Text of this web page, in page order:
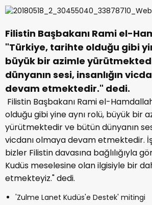
Filistin Başbakanı Rami el-
"Türkiye, tarihte olduğu gibi
büyük bir azimle
dünyanın sesi, insanlığın
devam etmektedir." dedi.
Filistin Başbakanı Rami el-
olduğu gibi yine aynı rolü, büyük bir
yürütmektedir ve bütün dünyanın
vicdanı olmaya devam etmektedir.
bizler Filistin davasına bağlılığıyla
Kudüs meselesine olan ilgisiyle bir
etmekteyiz." dedi.
'Zulme Lanet Kudüs'e Destek' mitingi